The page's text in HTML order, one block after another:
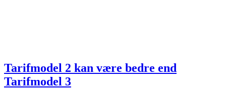
Tarifmodel 2 kan være bedre end
Tarifmodel 3